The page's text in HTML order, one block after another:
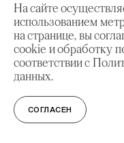
На сайте
использованием
на странице, вы
cookie и обработку
соответствии с
данных.
СОГЛАСЕН
Южные горизонты:
выставка, которую
Союз:
Праздники.
Радио «Радонеж»:
Господне.